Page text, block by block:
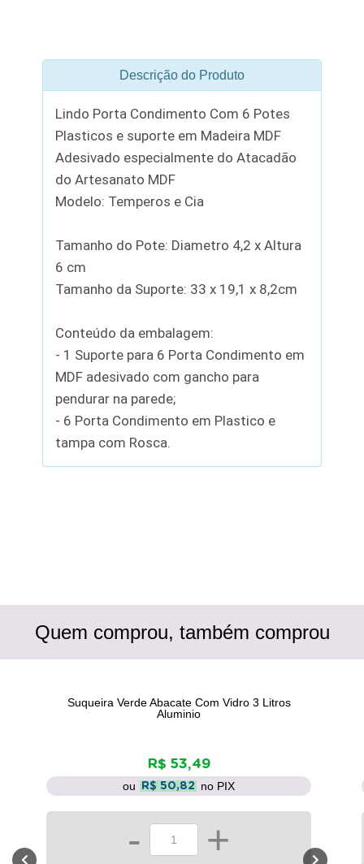
Descrição do Produto
Lindo Porta Condimento Com 6 Potes
Plasticos e suporte em Madeira MDF
Adesivado especialmente do Atacadão
do Artesanato MDF
Modelo: Temperos e Cia
Tamanho do Pote: Diametro 4,2 x Altura
6 cm
Tamanho da Suporte: 33 x 19,1 x 8,2cm
Conteúdo da embalagem:
- 1 Suporte para 6 Porta Condimento em
MDF adesivado com gancho para
pendurar na parede;
- 6 Porta Condimento em Plastico e
tampa com Rosca.
Quem comprou, também comprou
Suqueira Verde Abacate Com Vidro 3 Litros
Aluminio
R$ 53,49
ou R$ 50,82 no PIX
- +